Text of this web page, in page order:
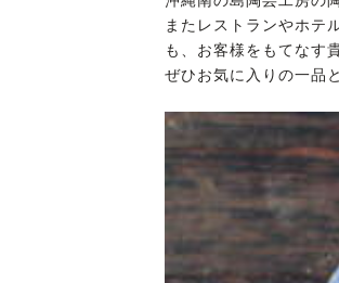
またレストランやホテ
も、お客様をもてなす
ぜひお気に入りの一品